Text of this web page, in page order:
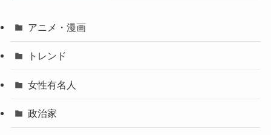
アニメ・漫画
トレンド
女性有名人
政治家